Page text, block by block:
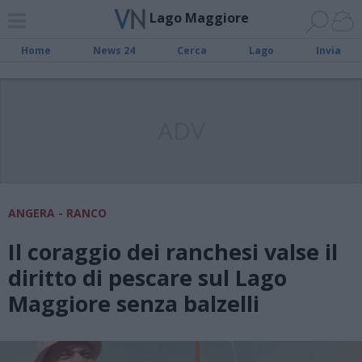
Lago Maggiore
Home News 24 Cerca Lago Invia
ANGERA - RANCO
Il coraggio dei ranchesi valse il
diritto di pescare sul Lago
Maggiore senza balzelli